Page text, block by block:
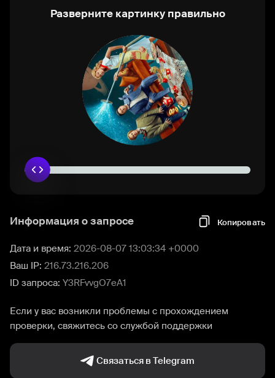
Разверните картинку правильно
Информация о запросе Копировать
Дата и время: 2026-08-07 13:03:34 +0000
Ваш IP: 216.73.216.206
ID запроса: Y3RFvvgO7eA1
Если у вас возникли проблемы с прохождением
проверки, свяжитесь со службой поддержки
Связаться в Telegram